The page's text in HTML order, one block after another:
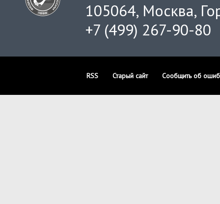
105064, Москва,
+7 (499) 267-90-80
RSS Старый сайт Сообщить об